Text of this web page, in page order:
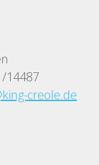
14487
creole.de